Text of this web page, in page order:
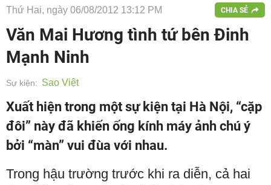
Thứ Hai, ngày 06/08/2012 13:12 PM CHIA SẺ
Văn Mai Hương tình tứ bên Đinh
Mạnh Ninh
Sự kiện: Sao Việt
Xuất hiện trong một sự kiện tại Hà Nội, “cặp
đôi” này đã khiến ống kính máy ảnh chú ý
bởi “màn” vui đùa với nhau.
Trong hậu trường trước khi ra diễn, cả hai